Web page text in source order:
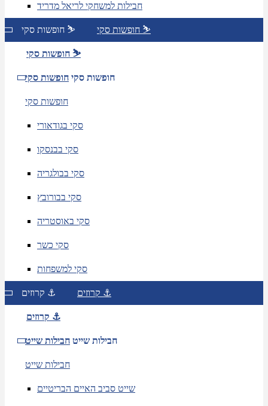
חבילות למשחקי לריאל מדריד
חופשות סקי ⛷️ חופשות סקי ⛷️
חופשות סקי ⛷️
חופשות סקי חופשות סקי
חופשות סקי
סקי בגודאורי
סקי בבנסקו
סקי בבולגריה
סקי בבורובץ
סקי באוסטריה
סקי כשר
סקי למשפחות
קרוזים ⚓ קרוזים ⚓
קרוזים ⚓
חבילות שייט חבילות שייט
חבילות שייט
שייט סביב האיים הבריטיים